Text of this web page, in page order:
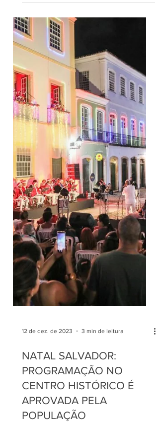
FESTAS POPULARES DA
BAHIA
A Bahia é conhecida por suas festas
populares vibrantes e cheias de energia,
que refletem a rica diversidade cultural do
estado. Entre as...